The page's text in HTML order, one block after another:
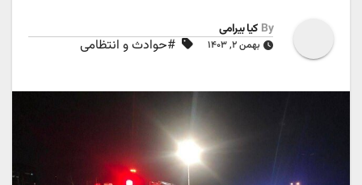
By کیا بیرامی
بهمن ۲, ۱۴۰۳ #حوادث و انتظامی